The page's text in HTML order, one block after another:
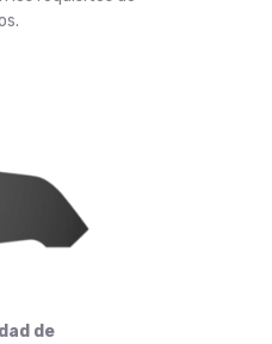
de